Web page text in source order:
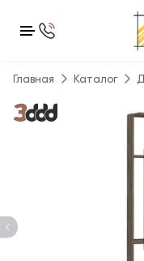
Главная Каталог